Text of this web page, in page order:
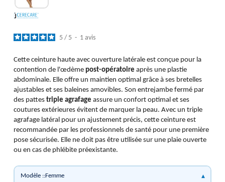
5 / 5 - 1 avis
Cette ceinture haute avec ouverture latérale est conçue pour la
contention de l'œdème post-opératoire après une plastie
abdominale. Elle offre un maintien optimal grâce à ses bretelles
ajustables et ses baleines amovibles. Son entrejambe fermé par
des pattes triple agrafage assure un confort optimal et ses
coutures extérieures évitent de marquer la peau. Avec un triple
agrafage latéral pour un ajustement précis, cette ceinture est
recommandée par les professionnels de santé pour une première
pose sécurisée. Elle ne doit pas être utilisée sur une plaie ouverte
ou en cas de phlébite préexistante.
Modèle ::Femme